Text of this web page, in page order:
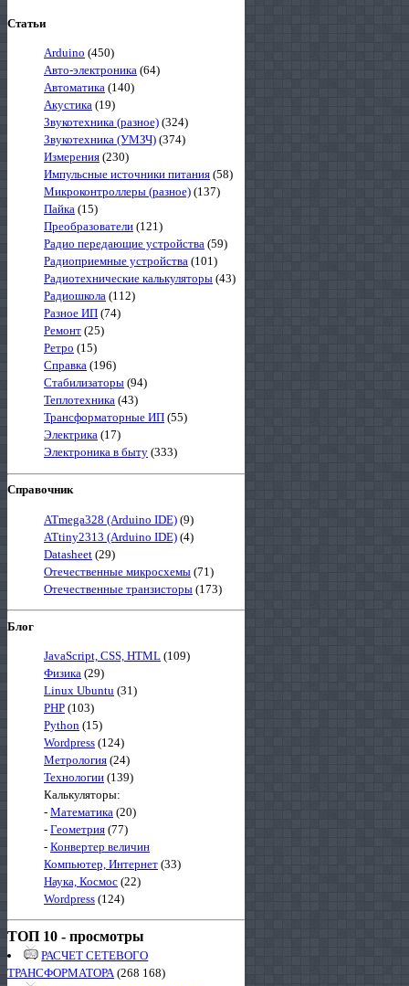
Статьи
Arduino (450)
Авто-электроника (64)
Автоматика (140)
Акустика (19)
Звукотехника (разное) (324)
Звукотехника (УМЗЧ) (374)
Измерения (230)
Импульсные источники питания (58)
Микроконтроллеры (разное) (137)
Пайка (15)
Преобразователи (121)
Радио передающие устройства (59)
Радиоприемные устройства (101)
Радиотехнические калькуляторы (43)
Радиошкола (112)
Разное ИП (74)
Ремонт (25)
Ретро (15)
Справка (196)
Стабилизаторы (94)
Теплотехника (43)
Трансформаторные ИП (55)
Электрика (17)
Электроника в быту (333)
Справочник
ATmega328 (Arduino IDE) (9)
ATtiny2313 (Arduino IDE) (4)
Datasheet (29)
Отечественные микросхемы (71)
Отечественные транзисторы (173)
Блог
JavaScript, CSS, HTML (109)
Физика (29)
Linux Ubuntu (31)
PHP (103)
Python (15)
Wordpress (124)
Метрология (24)
Технологии (139)
Калькуляторы:
- Математика (20)
- Геометрия (77)
- Конвертер величин
Компьютер, Интернет (33)
Наука, Космос (22)
Wordpress (124)
ТОП 10 - просмотры
РАСЧЕТ СЕТЕВОГО
ТРАНСФОРМАТОРА(268 168)